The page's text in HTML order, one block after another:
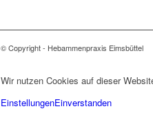
© Copyright - Hebammenpraxis Eimsbüttel
Wir nutzen Cookies auf dieser
EinstellungenEinverstanden